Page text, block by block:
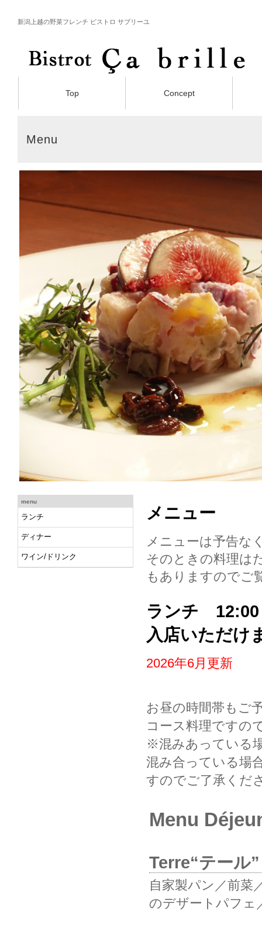
新潟上越の野菜フレンチ ビストロ サブリーユ
Top Concept
Menu
メニュー
メニューは予告な
そのときの料理は
もありますのでご
ランチ 12:00
入店いただけ
2026年6月更新
お昼の時間帯もご
コース料理ですの
※混みあっている
混み合っている場
すのでご了承くだ
Menu
Terre“テール
自家製パン／前菜
のデザートパフェ
menu
ランチ
ディナー
ワイン/ドリンク